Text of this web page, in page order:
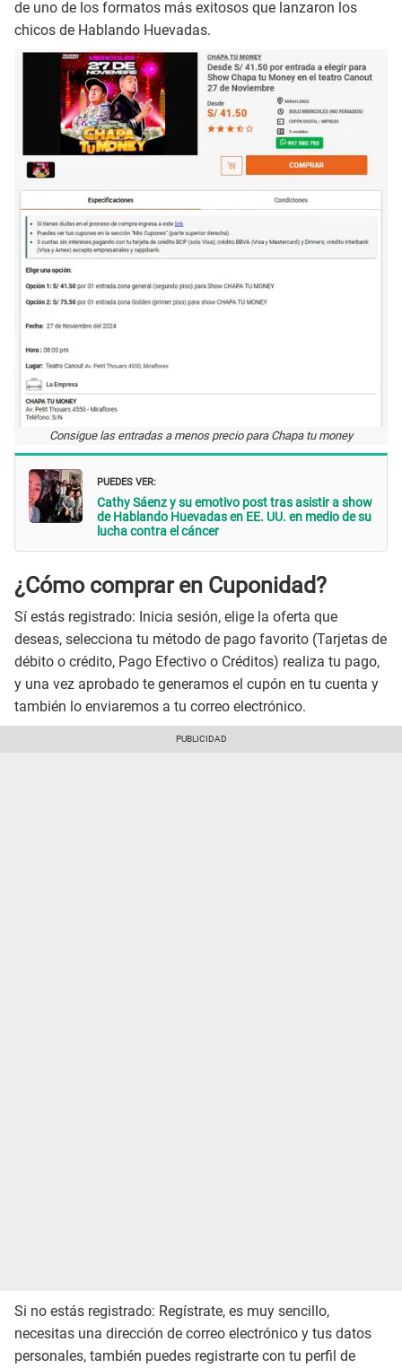
de uno de los formatos más exitosos que lanzaron los
chicos de Hablando Huevadas.
Consigue las entradas a menos precio para Chapa tu money
PUEDES VER:
Cathy Sáenz y su emotivo post tras asistir a show
de Hablando Huevadas en EE. UU. en medio de su
lucha contra el cáncer
¿Cómo comprar en Cuponidad?
Sí estás registrado: Inicia sesión, elige la oferta que
deseas, selecciona tu método de pago favorito (Tarjetas de
débito o crédito, Pago Efectivo o Créditos) realiza tu pago,
y una vez aprobado te generamos el cupón en tu cuenta y
también lo enviaremos a tu correo electrónico.
Si no estás registrado: Regístrate, es muy sencillo,
necesitas una dirección de correo electrónico y tus datos
personales, también puedes registrarte con tu perfil de